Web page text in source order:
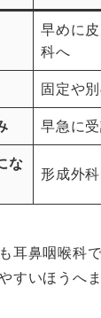
早めに
科へ
固定や
早急に
な
形成外
耳鼻咽喉科
すいほうへ